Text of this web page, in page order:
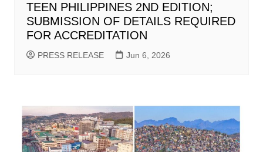
TEEN PHILIPPINES 2ND EDITION;
SUBMISSION OF DETAILS REQUIRED
FOR ACCREDITATION
PRESS RELEASE Jun 6, 2026